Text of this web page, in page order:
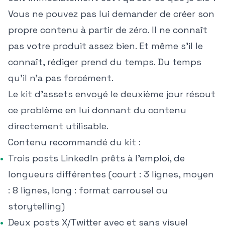
Vous ne pouvez pas lui demander de créer son
propre contenu à partir de zéro. Il ne connaît
pas votre produit assez bien. Et même s'il le
connaît, rédiger prend du temps. Du temps
qu'il n'a pas forcément.
Le kit d'assets envoyé le deuxième jour résout
ce problème en lui donnant du contenu
directement utilisable.
Contenu recommandé du kit :
Trois posts LinkedIn prêts à l'emploi, de
longueurs différentes (court : 3 lignes, moyen
: 8 lignes, long : format carrousel ou
storytelling)
Deux posts X/Twitter avec et sans visuel